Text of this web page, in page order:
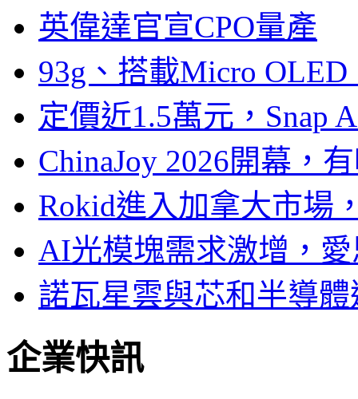
英偉達官宣CPO量產
93g、搭載Micro
定價近1.5萬元，Snap
ChinaJoy 2026開幕，
Rokid進入加拿大市場
AI光模塊需求激增，
諾瓦星雲與芯和半導
企業快訊